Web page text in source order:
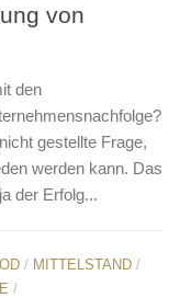
von
den
gestellte Frage,
werden kann. Das
der Erfolg...
/ MITTELSTAND /
/